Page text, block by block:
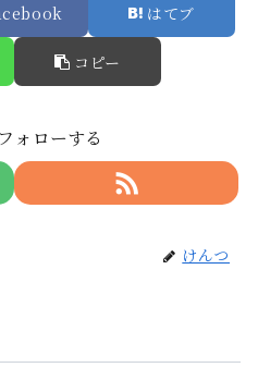
はてブ
コピー
ォローする
けんつ